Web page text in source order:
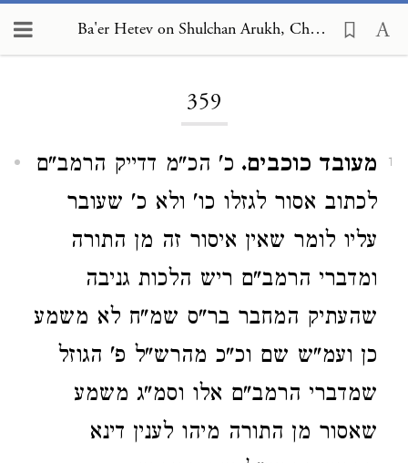
Ba'er Hetev on Shulchan Arukh, Choshen Mishpat 359
359
1 מעובד כוכבים. כ' הכ"מ דדייק הרמב"ם
לכתוב אסור לגזלו כו' ולא כ' שעובר
עליו לומר שאין איסור זה מן התורה
ומדברי הרמב"ם ריש הלכות גניבה
שהעתיק המחבר בר"ס שמ"ח לא משמע
כן ועמ"ש שם וכ"כ מהרש"ל פ' הגוזל
שמדברי הרמב"ם אלו וסמ"ג משמע
שאסור מן התורה מיהו לענין דינא